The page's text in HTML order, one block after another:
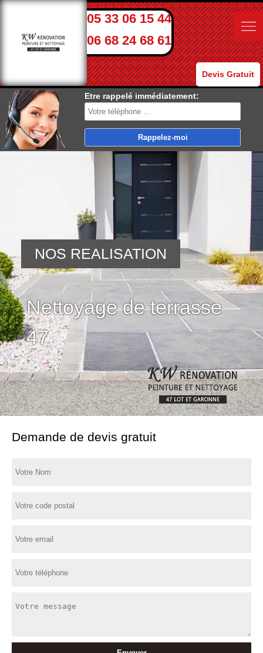
05 33 06 15 44
06 68 24 68 61
Devis Gratuit
Etre rappelé immédiatement:
Nettoyage de terrasse
47
NOS REALISATION
Demande de devis gratuit